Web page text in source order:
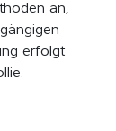
an,
erfolgt